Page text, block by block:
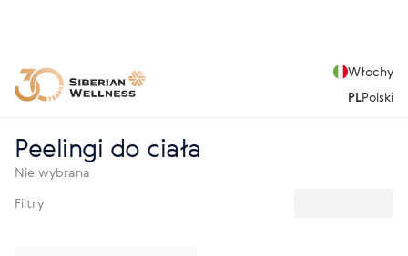
Włochy
PLPolski
Peelingi do ciała
Nie wybrana
Filtry